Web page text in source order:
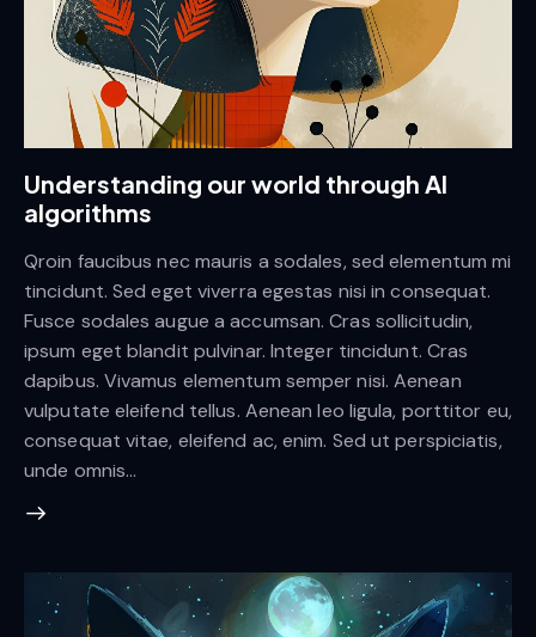
Understanding our world through AI
algorithms
Qroin faucibus nec mauris a sodales, sed elementum mi
tincidunt. Sed eget viverra egestas nisi in consequat.
Fusce sodales augue a accumsan. Cras sollicitudin,
ipsum eget blandit pulvinar. Integer tincidunt. Cras
dapibus. Vivamus elementum semper nisi. Aenean
vulputate eleifend tellus. Aenean leo ligula, porttitor eu,
consequat vitae, eleifend ac, enim. Sed ut perspiciatis,
unde omnis…